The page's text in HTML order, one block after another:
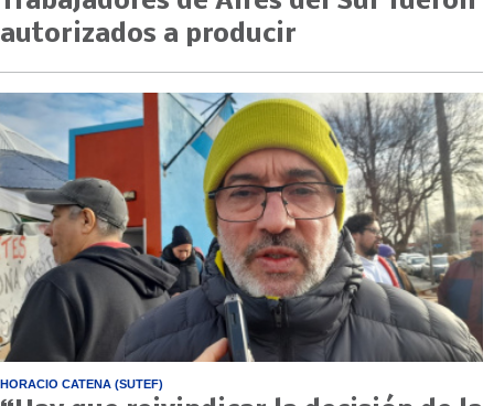
autorizados a producir
HORACIO CATENA (SUTEF)